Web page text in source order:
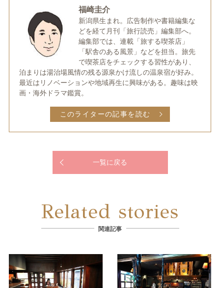
福崎圭介
新潟県生まれ。広告制作や書籍編集な
どを経て月刊「旅行読売」編集部へ。
編集部では、連載「旅する喫茶店」
「駅舎のある風景」などを担当。旅先
で喫茶店をチェックする習性があり、
泊まりは湯治場風情の残る源泉かけ流しの温泉宿が好み。
最近はリノベーションや地域再生に興味がある。趣味は映
画・海外ドラマ鑑賞。
このライターの記事を読む
一覧に戻る
Related stories
関連記事